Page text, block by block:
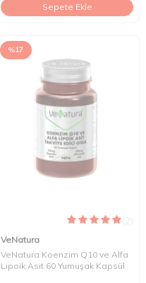
Sepete Ekle
%17
VeNatura
VeNatura Koenzim Q10 ve Alfa
Lipoik Asit 60 Yumuşak Kapsül